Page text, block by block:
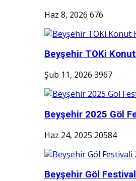
Haz 8, 2026 676
Beyşehir TOKi
Şub 11, 2026 3967
Beyşehir 2025 Göl
Haz 24, 2025 20584
Beyşehir Göl